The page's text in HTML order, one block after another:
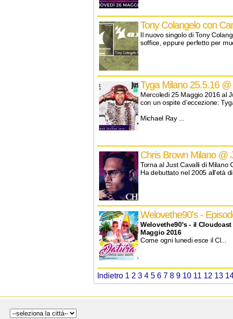
Tony Colangelo con
Il nuovo singolo di Tony
soffice, eppure perfetto per
Tyga Milano 25.5.16
Mercoledi 25 Maggio 2016 al
con un ospite d’eccezione:
Michael Ray ...
Chris Brown Milano @
Torna al Just Cavalli di Milano
Ha debuttato nel 2005 all'età
Welovethe90's -
Welovethe90's - il
Maggio 2016
Come ogni lunedi esce il Cl...
Indietro 1 2 3 4 5 6 7 8 9 10 11 12 13